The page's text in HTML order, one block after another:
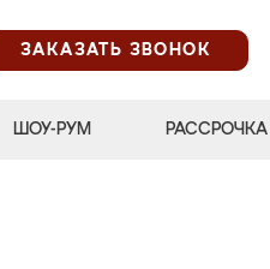
ЗАКАЗАТЬ ЗВОНОК
ШОУ-РУМ РАССРОЧКА